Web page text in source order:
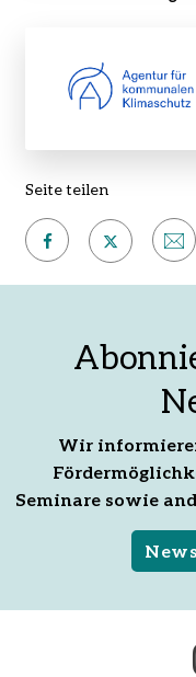
Seite teilen
teilen
Mail
Wir
Seminare sowie